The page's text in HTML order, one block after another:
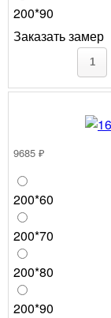
200*90
Заказать замер
9685 ₽
200*60
200*70
200*80
200*90